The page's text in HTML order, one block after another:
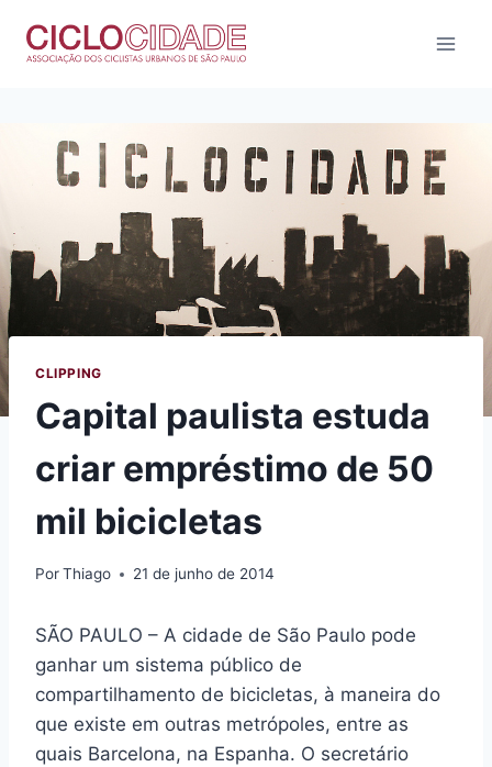
para
CLIPPING
Capital paulista estuda
criar empréstimo de 50
mil bicicletas
PorThiago 21 de junho de 2014
SÃO PAULO – A cidade de São Paulo pode
ganhar um sistema público de
compartilhamento de bicicletas, à maneira do
que existe em outras metrópoles, entre as
quais Barcelona, na Espanha. O secretário